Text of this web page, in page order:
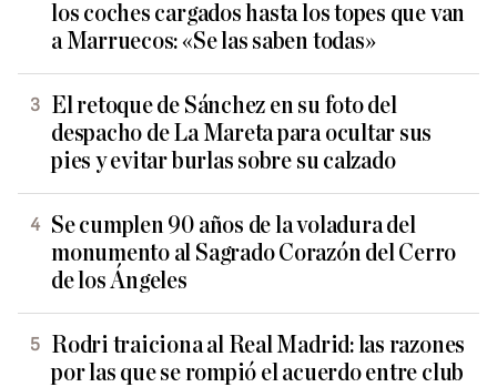
los coches cargados hasta los topes que van
a Marruecos: «Se las saben todas»
El retoque de Sánchez en su foto del
despacho de La Mareta para ocultar sus
pies y evitar burlas sobre su calzado
Se cumplen 90 años de la voladura del
monumento al Sagrado Corazón del Cerro
de los Ángeles
Rodri traiciona al Real Madrid: las razones
por las que se rompió el acuerdo entre club